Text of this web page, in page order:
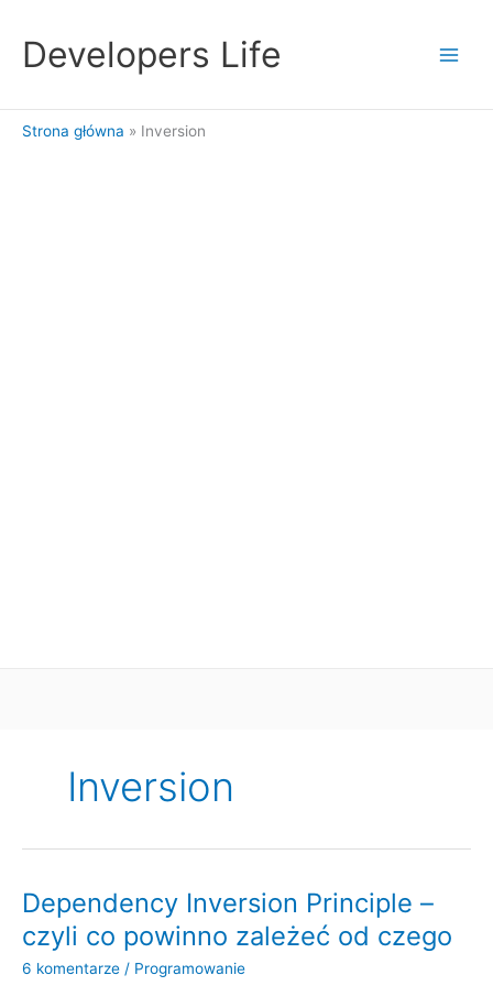
treściDevelopers Life
Strona główna Inversion
Inversion
Dependency Inversion Principle –
czyli co powinno zależeć od czego
6 komentarze / Programowanie